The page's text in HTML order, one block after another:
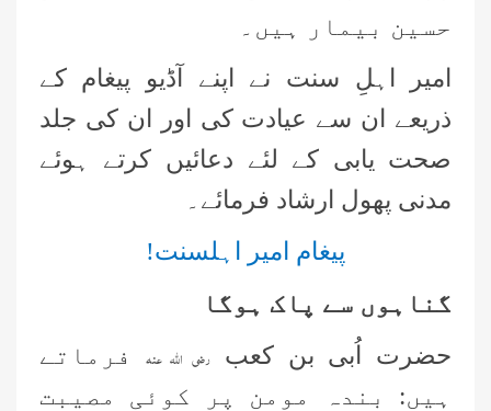
حسین بیمار ہیں۔
امیر اہلِ سنت نے اپنے آڈیو پیغام کے
ذریعے ان سے عیادت کی اور ان کی جلد
صحت یابی کے لئے دعائیں کرتے ہوئے
مدنی پھول ارشاد فرمائے۔
پیغام امیر اہلسنت!
گناہوں سے پاک ہوگا
حضرت اُبی بن کعب رضی اللہ عنہ فرماتے
ہیں: بندہ مومن پر کوئی مصیبت